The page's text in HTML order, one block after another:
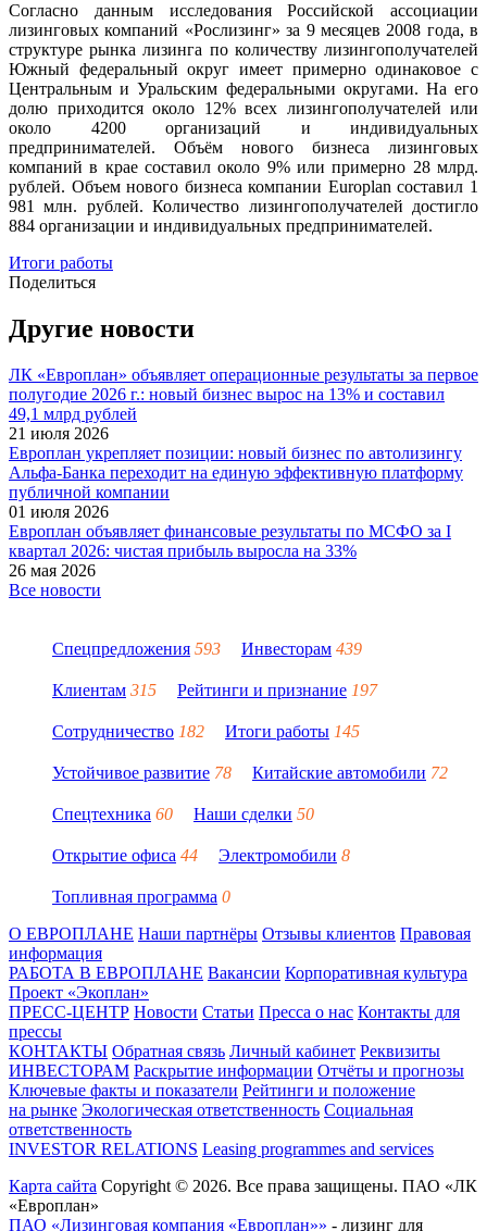
Согласно данным исследования Российской ассоциации
лизинговых компаний «Рослизинг» за 9 месяцев 2008 года, в
структуре рынка лизинга по количеству лизингополучателей
Южный федеральный округ имеет примерно одинаковое с
Центральным и Уральским федеральными округами. На его
долю приходится около 12% всех лизингополучателей или
около 4200 организаций и индивидуальных
предпринимателей. Объём нового бизнеса лизинговых
компаний в крае составил около 9% или примерно 28 млрд.
рублей. Объем нового бизнеса компании Europlan составил 1
981 млн. рублей. Количество лизингополучателей достигло
884 организации и индивидуальных предпринимателей.
Итоги работы
Поделиться
Другие новости
ЛК «Европлан» объявляет операционные результаты за первое
полугодие 2026 г.: новый бизнес вырос на 13% и составил
49,1 млрд рублей
21 июля 2026
Европлан укрепляет позиции: новый бизнес по автолизингу
Альфа-Банка переходит на единую эффективную платформу
публичной компании
01 июля 2026
Европлан объявляет финансовые результаты по МСФО за I
квартал 2026: чистая прибыль выросла на 33%
26 мая 2026
Все новости
Спецпредложения 593 Инвесторам 439
Клиентам 315 Рейтинги и признание 197
Сотрудничество 182 Итоги работы 145
Устойчивое развитие 78 Китайские автомобили 72
Спецтехника 60 Наши сделки 50
Открытие офиса 44 Электромобили 8
Топливная программа 0
О ЕВРОПЛАНЕ Наши партнёры Отзывы клиентов Правовая
информация
РАБОТА В ЕВРОПЛАНЕ Вакансии Корпоративная культура
Проект «Экоплан»
ПРЕСС-ЦЕНТР Новости Статьи Пресса о нас Контакты для
прессы
КОНТАКТЫ Обратная связь Личный кабинет Реквизиты
ИНВЕСТОРАМ Раскрытие информации Отчёты и прогнозы
Ключевые факты и показатели Рейтинги и положение
на рынке Экологическая ответственность Социальная
ответственность
INVESTOR RELATIONS Leasing programmes and services
Карта сайта Copyright © 2026. Все права защищены. ПАО «ЛК
«Европлан»
ПАО «Лизинговая компания «Европлан»» - лизинг для